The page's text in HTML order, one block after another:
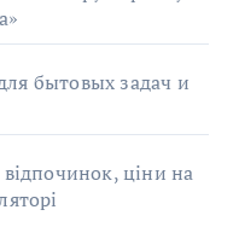
бытовых задач и
ціни на